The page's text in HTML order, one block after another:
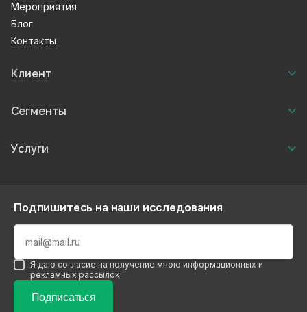
Мероприятия
Блог
Контакты
Клиент
Сегменты
Услуги
Подпишитесь на наши исследования
Подписаться
Я даю согласие на получение мною информационных и
рекламных рассылок